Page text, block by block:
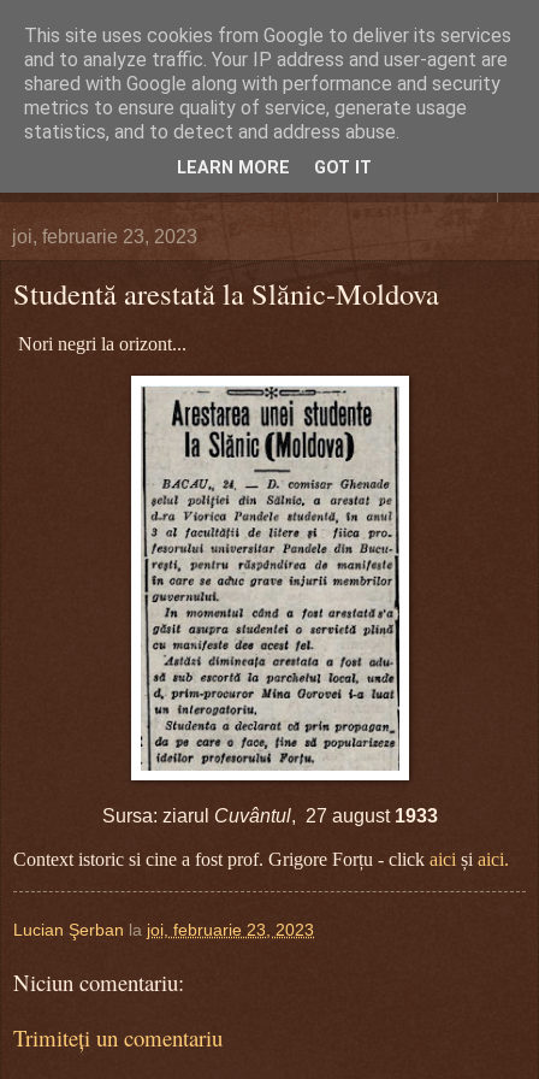
DEFERLĂRI
Despre şi pentru Bacău. Totul la obiect.
joi, februarie 23, 2023
Studentă arestată la Slănic-Moldova
Nori negri la orizont...
Sursa: ziarul Cuvântul, 27 august 1933
Context istoric si cine a fost prof. Grigore Forțu - click aici și aici.
Lucian Şerban la joi, februarie 23, 2023
Niciun comentariu:
Trimiteți un comentariu
This site uses cookies from Google to deliver its services
and to analyze traffic. Your IP address and user-agent are
shared with Google along with performance and security
metrics to ensure quality of service, generate usage
statistics, and to detect and address abuse.
LEARN MORE GOT IT